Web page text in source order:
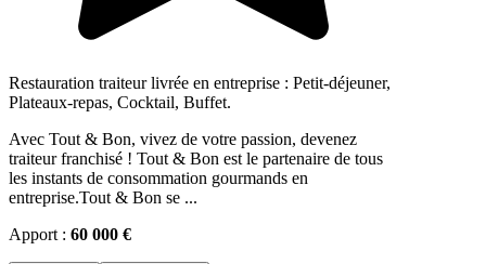
Restauration traiteur livrée en entreprise : Petit-déjeuner,
Plateaux-repas, Cocktail, Buffet.
Avec Tout & Bon, vivez de votre passion, devenez
traiteur franchisé ! Tout & Bon est le partenaire de tous
les instants de consommation gourmands en
entreprise.Tout & Bon se ...
Apport : 60 000 €